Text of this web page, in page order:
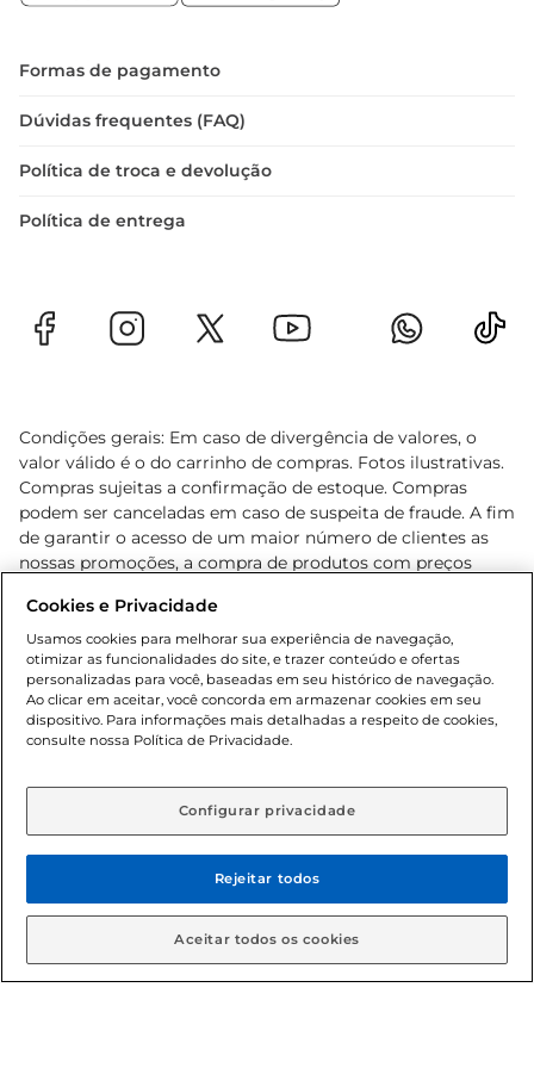
desfrutar da beleza do buque de astromélia Grillo
por muito mais tempo.
Formas de pagamento
Dúvidas frequentes (FAQ)
Política de troca e devolução
Política de entrega
Condições gerais: Em caso de divergência de valores, o
valor válido é o do carrinho de compras. Fotos ilustrativas.
Compras sujeitas a confirmação de estoque. Compras
podem ser canceladas em caso de suspeita de fraude. A fim
de garantir o acesso de um maior número de clientes as
nossas promoções, a compra de produtos com preços
cliente. Os preços, ofertas e condições são exclusivos para
o e-commerce e válidos durante o dia de hoje, podendo
sofrer alterações sem prévia notificação. Proibida a venda
de bebidas alcoólicas para menores de 18 anos, conforme
Lei n.º 8069/90, art. 81, inciso II (Estatuto da Criança e do
Adolescente). Preços e condições exclusivos para o
aviso prévio. O valor mínimo para as compras on-line é de
© 2026 Copyright. Todos os direitos
reservados Gbarbosa.
Cookies e Privacidade
Usamos cookies para melhorar sua experiência de navegação,
otimizar as funcionalidades do site, e trazer conteúdo e ofertas
personalizadas para você, baseadas em seu histórico de navegação.
Ao clicar em aceitar, você concorda em armazenar cookies em seu
dispositivo. Para informações mais detalhadas a respeito de cookies,
consulte nossa Política de Privacidade.
Configurar privacidade
Rejeitar todos
Aceitar todos os cookies